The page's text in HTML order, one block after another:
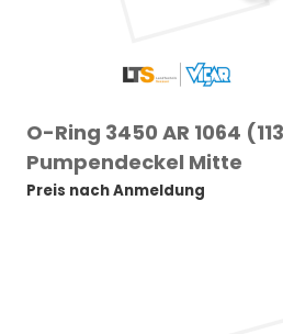
O-Ring 3450 AR 1064
Pumpendeckel Mitte
Preis nach Anmeldung